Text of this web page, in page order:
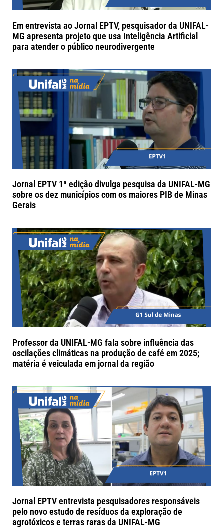
Em entrevista ao Jornal EPTV, pesquisador da UNIFAL-
MG apresenta projeto que usa Inteligência Artificial
para atender o público neurodivergente
Jornal EPTV 1ª edição divulga pesquisa da UNIFAL-MG
sobre os dez municípios com os maiores PIB de Minas
Gerais
Professor da UNIFAL-MG fala sobre influência das
oscilações climáticas na produção de café em 2025;
matéria é veiculada em jornal da região
Jornal EPTV entrevista pesquisadores responsáveis
pelo novo estudo de resíduos da exploração de
agrotóxicos e terras raras da UNIFAL-MG